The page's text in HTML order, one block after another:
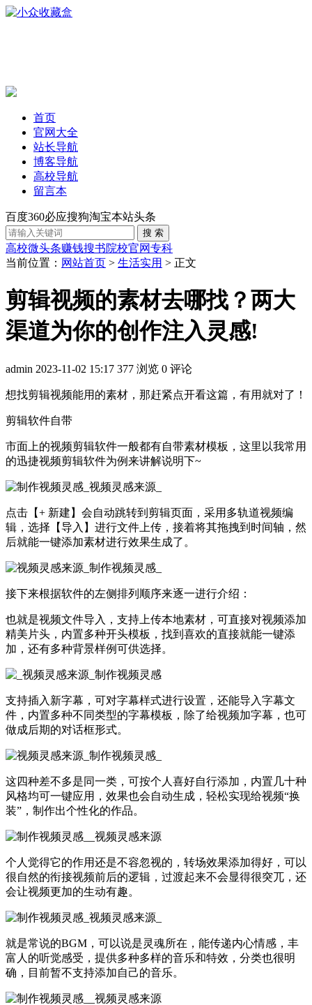
首页
官网大全
站长导航
博客导航
高校导航
留言本
百度360必应搜狗淘宝本站头条
高校微头条赚钱搜书院校官网专科
当前位置： 网站首页 > 生活实用 > 正文
剪辑视频的素材去哪找？两大
渠道为你的创作注入灵感!
admin 2023-11-02 15:17 377 浏览 0 评论
想找剪辑视频能用的素材，那赶紧点开看这篇，有用就对了！
剪辑软件自带
市面上的视频剪辑软件一般都有自带素材模板，这里以我常用
的迅捷视频剪辑软件为例来讲解说明下~
点击【+ 新建】会自动跳转到剪辑页面，采用多轨道视频编
辑，选择【导入】进行文件上传，接着将其拖拽到时间轴，然
后就能一键添加素材进行效果生成了。
接下来根据软件的左侧排列顺序来逐一进行介绍：
也就是视频文件导入，支持上传本地素材，可直接对视频添加
精美片头，内置多种开头模板，找到喜欢的直接就能一键添
加，还有多种背景样例可供选择。
支持插入新字幕，可对字幕样式进行设置，还能导入字幕文
件，内置多种不同类型的字幕模板，除了给视频加字幕，也可
做成后期的对话框形式。
这四种差不多是同一类，可按个人喜好自行添加，内置几十种
风格均可一键应用，效果也会自动生成，轻松实现给视频“换
装”，制作出个性化的作品。
个人觉得它的作用还是不容忽视的，转场效果添加得好，可以
很自然的衔接视频前后的逻辑，过渡起来不会显得很突兀，还
会让视频更加的生动有趣。
就是常说的BGM，可以说是灵魂所在，能传递内心情感，丰
富人的听觉感受，提供多种多样的音乐和特效，分类也很明
确，目前暂不支持添加自己的音乐。